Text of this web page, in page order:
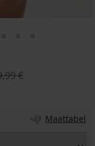
€
Maattabel